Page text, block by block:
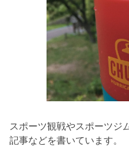
スポーツ観戦やスポーツジ
記事などを書いています。